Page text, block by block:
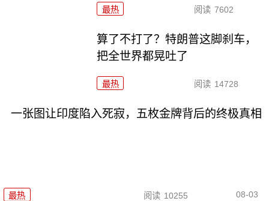
最热 阅读 7602
算了不打了？特朗普这脚刹车，
把全世界都晃吐了
最热 阅读 14728
一张图让印度陷入死寂，五枚金牌背后的终极真相
最热 阅读 10255 08-03